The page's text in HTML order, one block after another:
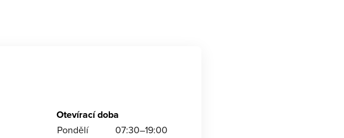
Otevírací doba
Pondělí
07:30–19:00